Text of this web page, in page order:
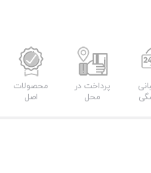
پرداخت در
محل
محصولات
اصل